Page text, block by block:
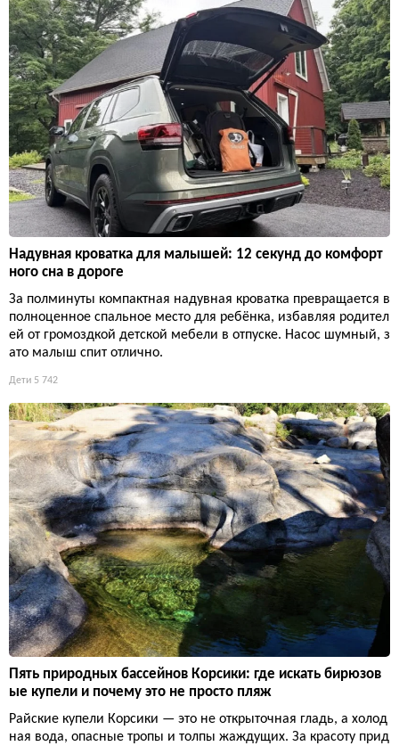
Надувная кроватка для малышей: 12 секунд до комфорт
ного сна в дороге
За полминуты компактная надувная кроватка превращается в
полноценное спальное место для ребёнка, избавляя родител
ей от громоздкой детской мебели в отпуске. Насос шумный, з
ато малыш спит отлично.
Дети 5 742
Пять природных бассейнов Корсики: где искать бирюзов
ые купели и почему это не просто пляж
Райские купели Корсики — это не открыточная гладь, а холод
ная вода, опасные тропы и толпы жаждущих. За красоту прид